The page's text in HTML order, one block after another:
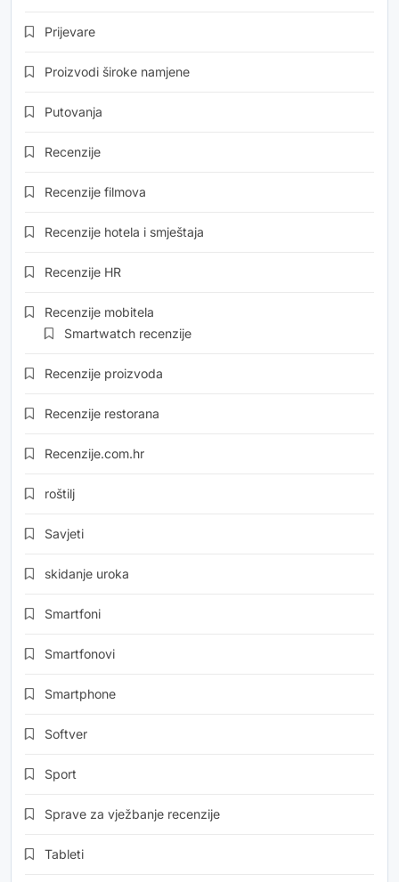
Prijevare
Proizvodi široke namjene
Putovanja
Recenzije
Recenzije filmova
Recenzije hotela i smještaja
Recenzije HR
Recenzije mobitela
Smartwatch recenzije
Recenzije proizvoda
Recenzije restorana
Recenzije.com.hr
roštilj
Savjeti
skidanje uroka
Smartfoni
Smartfonovi
Smartphone
Softver
Sport
Sprave za vježbanje recenzije
Tableti